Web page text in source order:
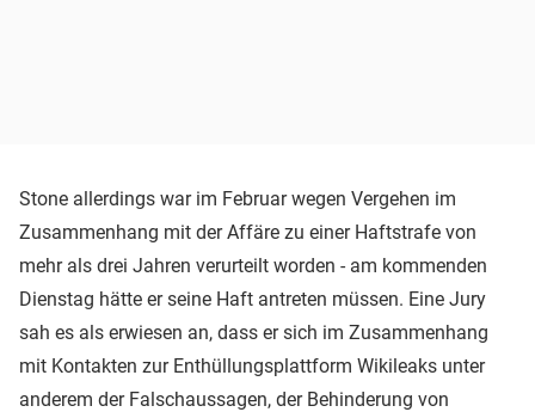
Stone allerdings war im Februar wegen Vergehen im
Zusammenhang mit der Affäre zu einer Haftstrafe von
mehr als drei Jahren verurteilt worden - am kommenden
Dienstag hätte er seine Haft antreten müssen. Eine Jury
sah es als erwiesen an, dass er sich im Zusammenhang
mit Kontakten zur Enthüllungsplattform Wikileaks unter
anderem der Falschaussagen, der Behinderung von